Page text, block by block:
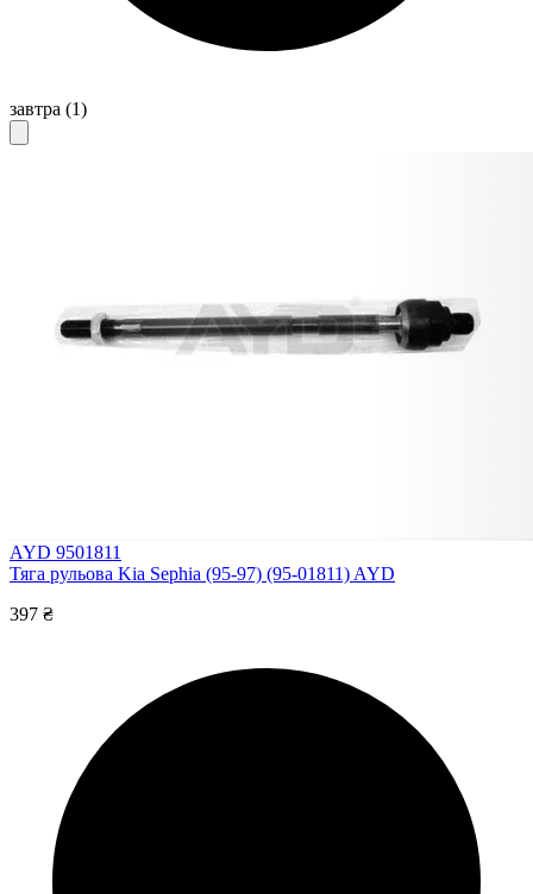
завтра (1)
AYD 9501811
Тяга рульова Kia Sephia (95-97) (95-01811) AYD
397 ₴